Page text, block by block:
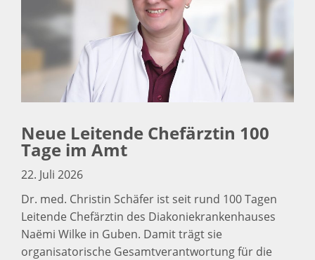
Neue Leitende Chefärztin 100
Tage im Amt
22. Juli 2026
Dr. med. Christin Schäfer ist seit rund 100 Tagen
Leitende Chefärztin des Diakoniekrankenhauses
Naëmi Wilke in Guben. Damit trägt sie
organisatorische Gesamtverantwortung für die